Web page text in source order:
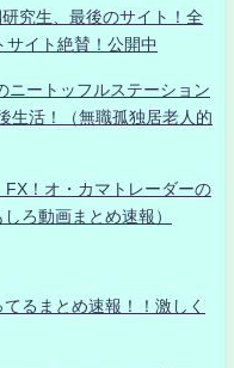
究生、最後のサイト！全
イト絶賛！公開中
ニートッフルステーション
生活！（無職孤独居老人的
！オ・カマトレーダーの
ろ動画まとめ速報）
るまとめ速報！！激しく